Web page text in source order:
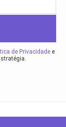
de Privacidade e